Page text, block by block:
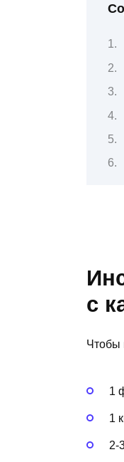
с
Чтобы
1
1
2-